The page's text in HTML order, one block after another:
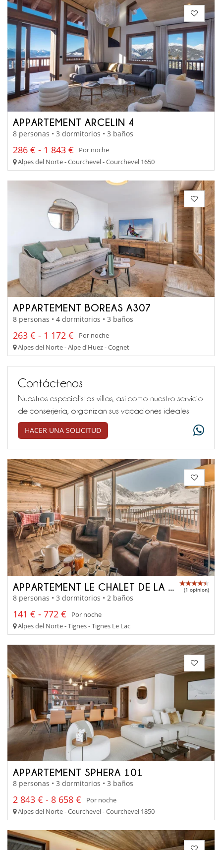
APPARTEMENT ARCELIN 4
8 personas • 3 dormitorios • 3 baños
286 € - 1 843 €
Por noche
Alpes del Norte - Courchevel - Courchevel 1650
APPARTEMENT BOREAS A307
8 personas • 4 dormitorios • 3 baños
263 € - 1 172 €
Por noche
Alpes del Norte - Alpe d'Huez - Cognet
Contáctenos
Nuestros especialistas villas, así como nuestro servicio
de conserjería, organizan sus vacaciones ideales
HACER UNA SOLICITUD
APPARTEMENT LE CHALET DE LA GRANDE MOTTE (1 opinion)
8 personas • 3 dormitorios • 2 baños
141 € - 772 €
Por noche
Alpes del Norte - Tignes - Tignes Le Lac
APPARTEMENT SPHERA 101
8 personas • 3 dormitorios • 3 baños
2 843 € - 8 658 €
Por noche
Alpes del Norte - Courchevel - Courchevel 1850